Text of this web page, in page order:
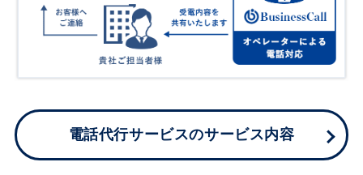
電話代行サービスのサービス内容